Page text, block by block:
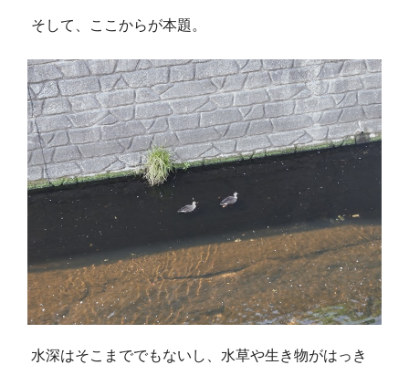
そして、ここからが本題。
水深はそこまででもないし、水草や生き物がはっき